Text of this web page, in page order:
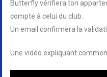
Butterfly vérifiera ton
compte à celui du club.
Un email confirmera la
Une vidéo expliquant